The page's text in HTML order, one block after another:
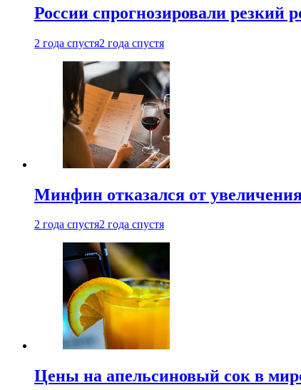
России спрогнозировали резкий
2 года спустя2 года спустя
Минфин отказался от
2 года спустя2 года спустя
Цены на апельсиновый сок в